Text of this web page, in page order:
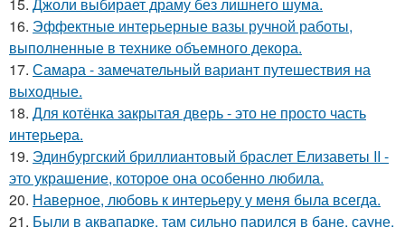
16. Эффектные интерьерные вазы ручной работы,
выполненные в технике объемного декора.
17. Самара - замечательный вариант путешествия на
выходные.
18. Для котёнка закрытая дверь - это не просто часть
интерьера.
19. Эдинбургский бриллиантовый браслет Елизаветы II -
это украшение, которое она особенно любила.
20. Наверное, любовь к интерьеру у меня была всегда.
21. Были в аквапарке, там сильно парился в бане, сауне.